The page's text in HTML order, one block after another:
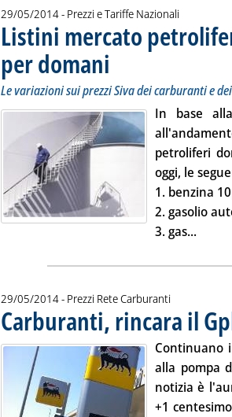
29/05/2014- Prezzi e Tariffe Nazionali
Listini mercato
per domani . Sottotitolo: Le variazioni sui
. Pubblicata giovedì 29 maggio
Le variazioni sui prezzi Siva dei carburanti e
In base
petroliferi
oggi, le
1. benzina
2.gasolio
3.gas...Leggi
29/05/2014- Prezzi Rete Carburanti
Carburanti, rincara il
Continuano
alla pompa
notizia è
+1